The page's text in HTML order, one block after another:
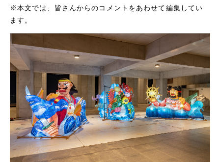
※本文では、皆さんからのコメントをあわせて編集してい
ます。